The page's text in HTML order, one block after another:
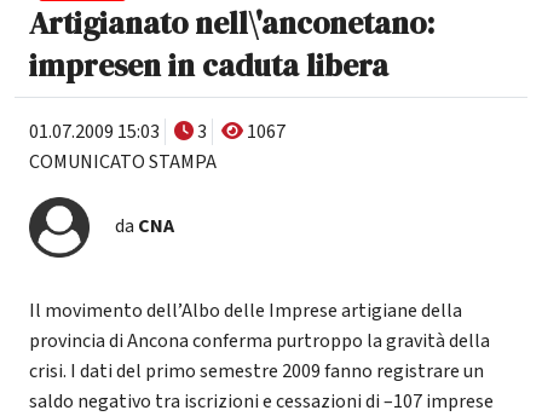
Artigianato nell\'anconetano:
impresen in caduta libera
01.07.2009 15:03 3
1067
COMUNICATO STAMPA
da CNA
Il movimento dell’Albo delle Imprese artigiane della
provincia di Ancona conferma purtroppo la gravità della
crisi. I dati del primo semestre 2009 fanno registrare un
saldo negativo tra iscrizioni e cessazioni di –107 imprese